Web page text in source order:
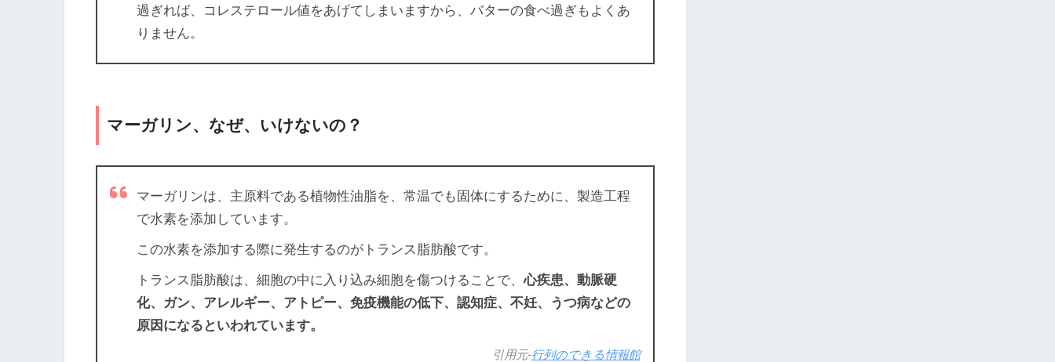
過ぎれば、コレステロール値をあげてしまいますから、バターの食べ過ぎもよくあ
りません。
マーガリン、なぜ、いけないの？
マーガリンは、主原料である植物性油脂を、常温でも固体にするために、製造工程
で水素を添加しています。
この水素を添加する際に発生するのがトランス脂肪酸です。
トランス脂肪酸は、細胞の中に入り込み細胞を傷つけることで、心疾患、動脈硬
化、ガン、アレルギー、アトピー、免疫機能の低下、認知症、不妊、うつ病などの
原因になるといわれています。
引用元-行列のできる情報館